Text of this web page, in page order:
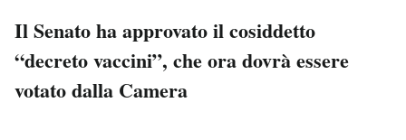
Il Senato ha approvato il cosiddetto
“decreto vaccini”, che ora dovrà essere
votato dalla Camera